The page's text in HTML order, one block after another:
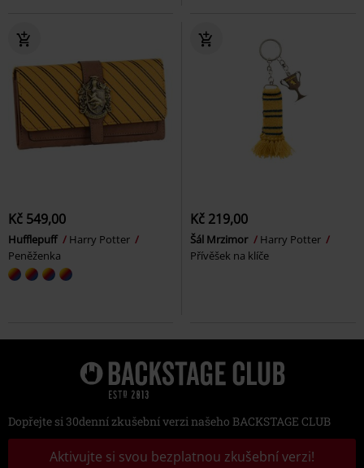
Kč 549,00
Hufflepuff
Harry Potter
Peněženka
Kč 219,00
Šál Mrzimor
Harry Potter
Přívěšek na klíče
Dopřejte si 30denní zkušební verzi našeho BACKSTAGE CLUB
Aktivujte si svou bezplatnou zkušební verzi!